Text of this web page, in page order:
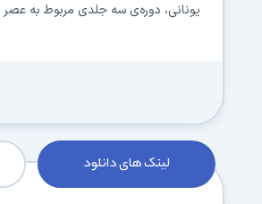
یونانی، دوره‌ی سه جلدی مربوط به
لینک های دانلود